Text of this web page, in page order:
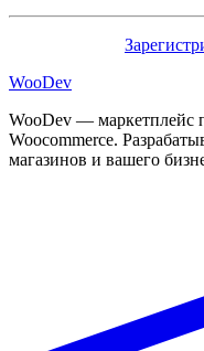
WooDev
WooDev — маркетплейс
Woocommerce.
магазинов и вашего